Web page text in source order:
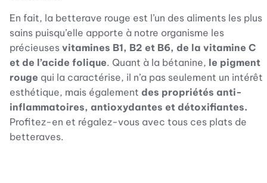
En fait, la betterave rouge est l’un des aliments les plus
sains puisqu’elle apporte à notre organisme les
précieuses vitamines B1, B2 et B6, de la vitamine C
et de l’acide folique. Quant à la bétanine, le pigment
rouge qui la caractérise, il n’a pas seulement un intérêt
esthétique, mais également des propriétés anti-
inflammatoires, antioxydantes et détoxifiantes.
Profitez-en et régalez-vous avec tous ces plats de
betteraves.